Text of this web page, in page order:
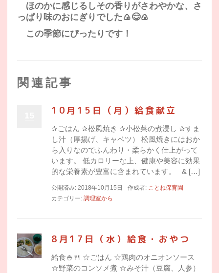
ほのかに感じるしその香りがさわやかな、さ
っぱり味のおにぎりでした🍙😋🍙
この季節にぴったりです！
関連記事
10月15日（月）給食献立
✰ごはん ✰松風焼き ✰小松菜の煮浸し ✰すま
し汁（厚揚げ、キャベツ） 松風焼きにはおか
ら入りなのでふんわり・柔らかく仕上がって
います。 低カロリーな上、健康や美容に効果
的な栄養素が豊富に含まれています。 & […]
公開済み: 2018年10月15日 作成者: ことね保育園
カテゴリー: 調理室から
8月17日（水）給食・おやつ
給食🍚🍴 ☆ごはん ☆鶏肉のオニオンソース
☆野菜のコンソメ煮 ☆みそ汁（豆腐、人参）